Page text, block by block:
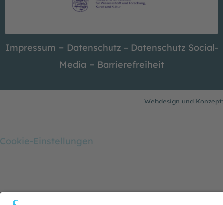
Impressum – Datenschutz – Datenschutz Social-
Media – Barrierefreiheit
Webdesign und Konzept:
Cookie-Einstellungen